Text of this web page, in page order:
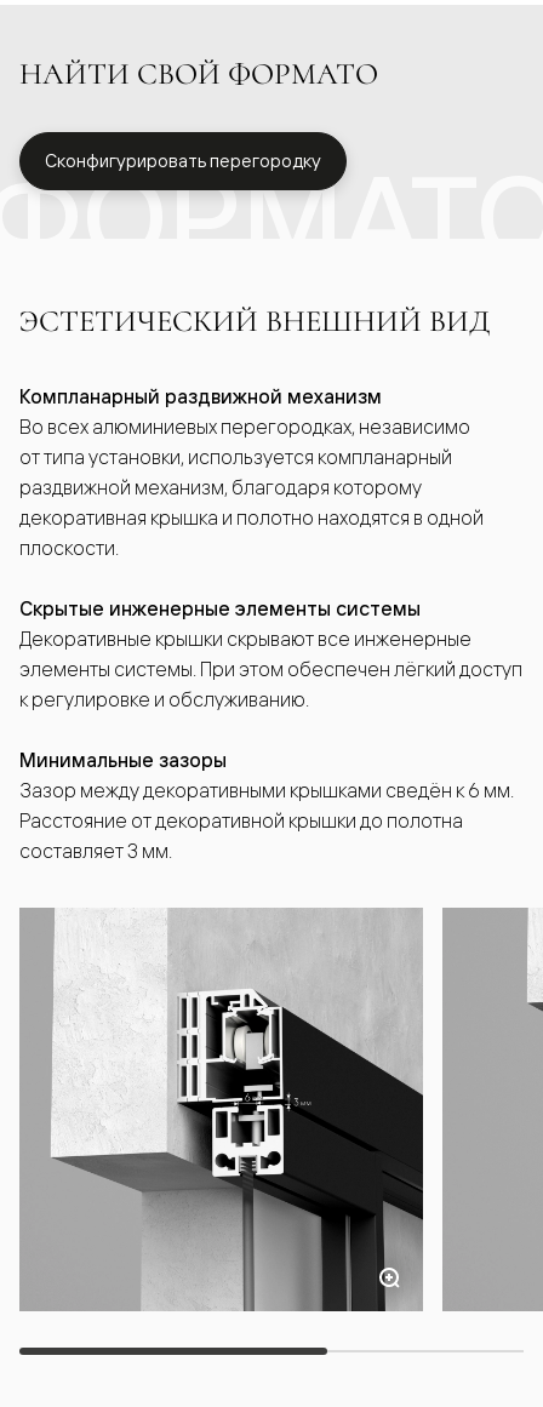
НАЙТИ СВОЙ ФОРМАТО
Сконфигурировать перегородку
ЭСТЕТИЧЕСКИЙ ВНЕШНИЙ ВИД
Компланарный раздвижной механизм
Во всех алюминиевых перегородках, независимо
от типа установки, используется компланарный
раздвижной механизм, благодаря которому
декоративная крышка и полотно находятся в одной
плоскости.
Скрытые инженерные элементы системы
Декоративные крышки скрывают все инженерные
элементы системы. При этом обеспечен лёгкий доступ
к регулировке и обслуживанию.
Минимальные зазоры
Зазор между декоративными крышками сведён к 6 мм.
Расстояние от декоративной крышки до полотна
составляет 3 мм.